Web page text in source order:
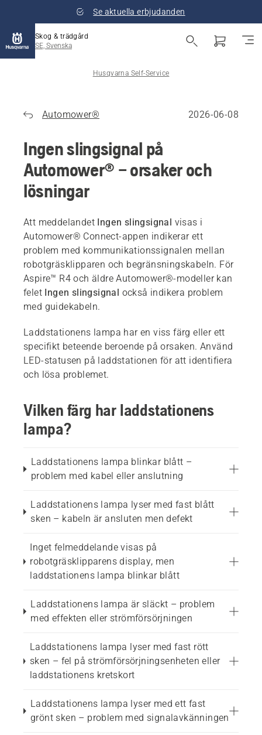
Se aktuella erbjudanden
Skog & trädgård
SE, Svenska
Husqvarna Self-Service
Automower® 2026-06-08
Ingen slingsignal på
Automower® – orsaker och
lösningar
Att meddelandet Ingen slingsignal visas i
Automower® Connect-appen indikerar ett
problem med kommunikationssignalen mellan
robotgräsklipparen och begränsningskabeln. För
Aspire™ R4 och äldre Automower®-modeller kan
felet Ingen slingsignal också indikera problem
med guidekabeln.
Laddstationens lampa har en viss färg eller ett
specifikt beteende beroende på orsaken. Använd
LED-statusen på laddstationen för att identifiera
och lösa problemet.
Vilken färg har laddstationens
lampa?
Laddstationens lampa blinkar blått –
problem med kabel eller anslutning
Laddstationens lampa lyser med fast blått
sken – kabeln är ansluten men defekt
Inget felmeddelande visas på
robotgräsklipparens display, men
laddstationens lampa blinkar blått
Laddstationens lampa är släckt – problem
med effekten eller strömförsörjningen
Laddstationens lampa lyser med fast rött
sken – fel på strömförsörjningsenheten eller
laddstationens kretskort
Laddstationens lampa lyser med ett fast
grönt sken – problem med signalavkänningen